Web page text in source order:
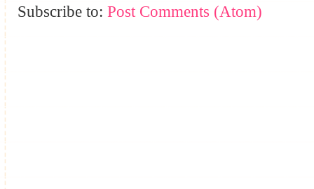
Subscribe to: Post Comments (Atom)